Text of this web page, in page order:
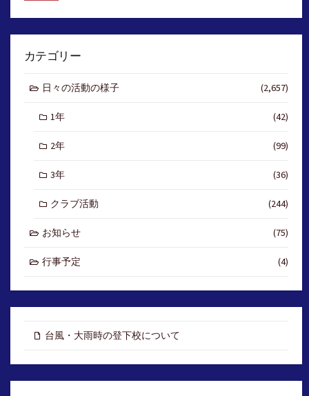
カテゴリー
日々の活動の様子 (2,657)
1年 (42)
2年 (99)
3年 (36)
クラブ活動 (244)
お知らせ (75)
行事予定 (4)
台風・大雨時の登下校について